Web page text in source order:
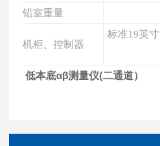
铅室重量
机柜、 控制器
标准19英
低本底αβ测量仪(二通道）